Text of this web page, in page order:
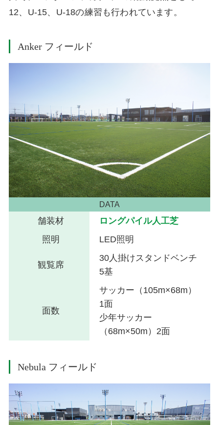
12、U-15、U-18の練習も行われています。
Anker フィールド
DATA
舗装材
ロングパイル人工芝
照明
LED照明
観覧席
30人掛けスタンドベンチ
5基
面数
サッカー（105m×68m）
1面
少年サッカー
（68m×50m）2面
Nebula フィールド